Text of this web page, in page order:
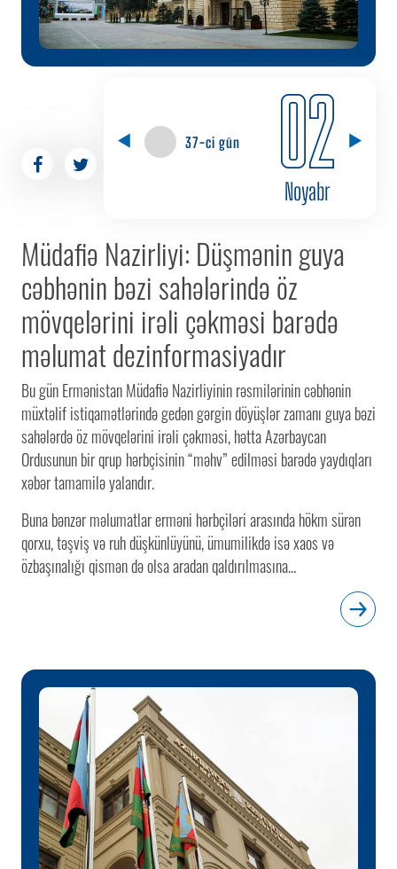
37-ci gün 02
Noyabr
Müdafiə Nazirliyi: Düşmənin guya
cəbhənin bəzi sahələrində öz
mövqelərini irəli çəkməsi barədə
məlumat dezinformasiyadır
Bu gün Ermənistan Müdafiə Nazirliyinin rəsmilərinin cəbhənin
müxtəlif istiqamətlərində gedən gərgin döyüşlər zamanı guya bəzi
sahələrdə öz mövqelərini irəli çəkməsi, hətta Azərbaycan
Ordusunun bir qrup hərbçisinin “məhv” edilməsi barədə yaydıqları
xəbər tamamilə yalandır.
Buna bənzər məlumatlar erməni hərbçiləri arasında hökm sürən
qorxu, təşviş və ruh düşkünlüyünü, ümumilikdə isə xaos və
özbaşınalığı qismən də olsa aradan qaldırılmasına...